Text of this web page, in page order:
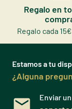
Regalo en
Regalo cada
Estamos a tu
¿Alguna
Enviar